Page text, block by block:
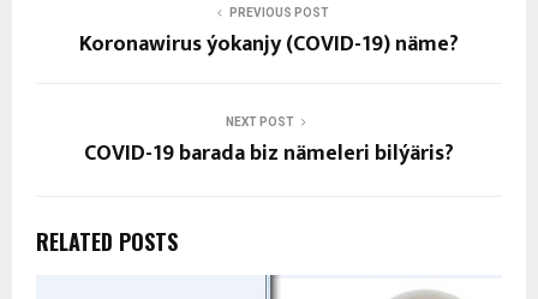
PREVIOUS POST
Koronawirus ýokanjy (COVID-19) näme?
NEXT POST
COVID-19 barada biz nämeleri bilýäris?
RELATED POSTS